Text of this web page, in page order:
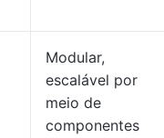
Modular,
escalável por
meio de
componentes